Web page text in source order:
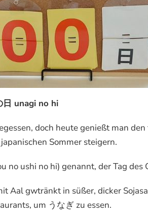
日 unagi no hi
doch heute genießt man
Sommer steigern.
no ushi no hi) genannt, der Tag des
Aal gwtränkt in süßer, dicker
um うなぎ zu essen.